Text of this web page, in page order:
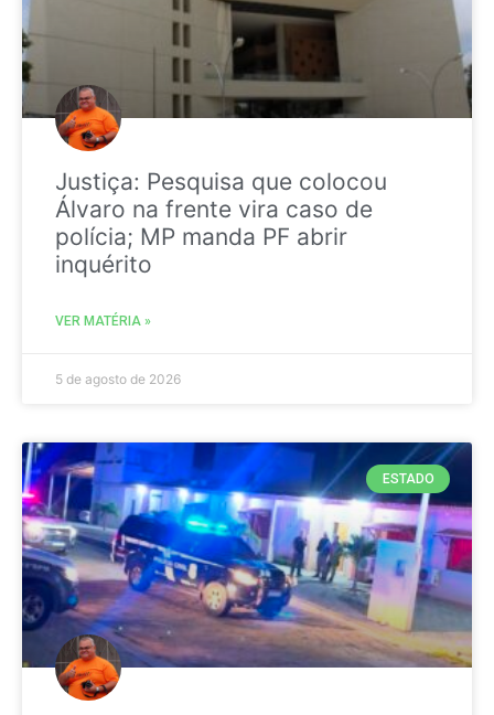
Justiça: Pesquisa que colocou
Álvaro na frente vira caso de
polícia; MP manda PF abrir
inquérito
VER MATÉRIA »
5 de agosto de 2026
ESTADO